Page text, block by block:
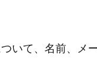
いて、名前、メ